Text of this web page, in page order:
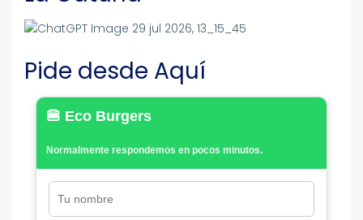
Pide desde Aquí
🍔 Eco Burgers
Normalmente respondemos en pocos minutos.